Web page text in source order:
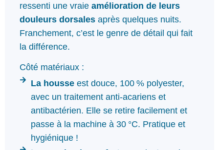
ressenti une vraie amélioration de leurs
douleurs dorsales après quelques nuits.
Franchement, c’est le genre de détail qui fait
la différence.
Côté matériaux :
La housseest douce, 100 % polyester,
avec un traitement anti-acariens et
antibactérien. Elle se retire facilement et
passe à la machine à 30 °C. Pratique et
hygiénique !